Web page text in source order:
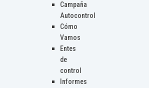
Campaña
Autocontrol
Cómo
Vamos
Entes
de
control
Informes